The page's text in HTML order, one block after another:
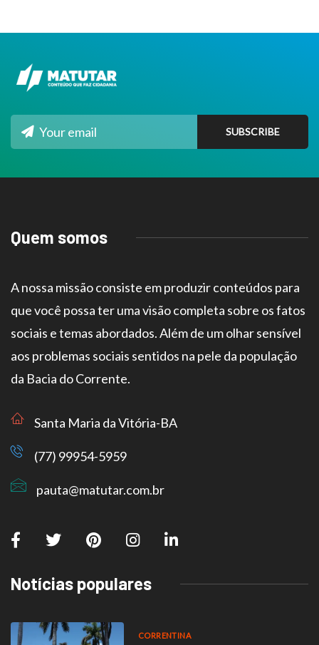
Quem somos
A nossa missão consiste em produzir conteúdos para
que você possa ter uma visão completa sobre os fatos
sociais e temas abordados. Além de um olhar sensível
aos problemas sociais sentidos na pele da população
da Bacia do Corrente.
Santa Maria da Vitória-BA
(77) 99954-5959
pauta@matutar.com.br
Notícias populares
CORRENTINA